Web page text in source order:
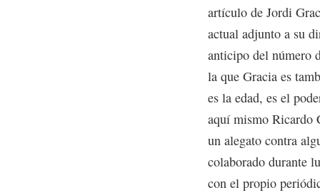
artículo de Jordi
actual adjunto a su
anticipo del número
la que Gracia es
es la edad, es el
aquí mismo Ricardo
un alegato contra
colaborado durante
con el propio